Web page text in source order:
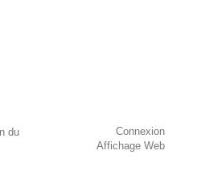
du
Connexion
Affichage Web